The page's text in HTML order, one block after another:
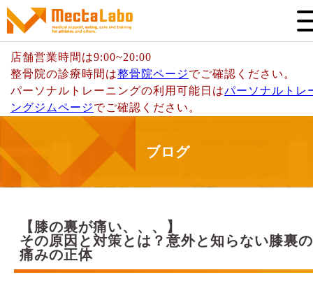
店舗営業時間は9:00~20:00
整骨院の診療時間は整骨院ページでご確認ください。
パーソナルトレーニングの利⽤可能⽇はパーソナルトレ
ングジムページでご確認ください。
ブログ
【膝の裏が痛い、、、】
その原因と対策とは？意外と知らない膝裏の
痛みの正体